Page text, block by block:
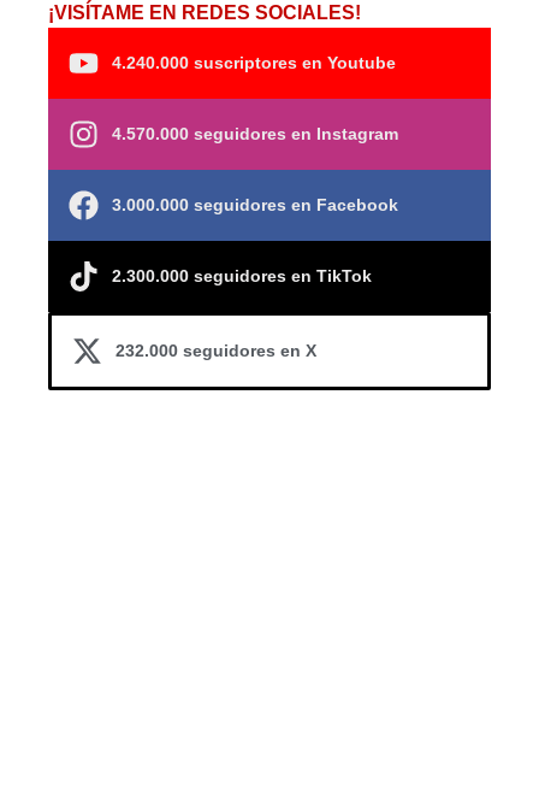
¡VISÍTAME EN REDES SOCIALES!
4.240.000 suscriptores en Youtube
4.570.000 seguidores en Instagram
3.000.000 seguidores en Facebook
2.300.000 seguidores en TikTok
232.000 seguidores en X